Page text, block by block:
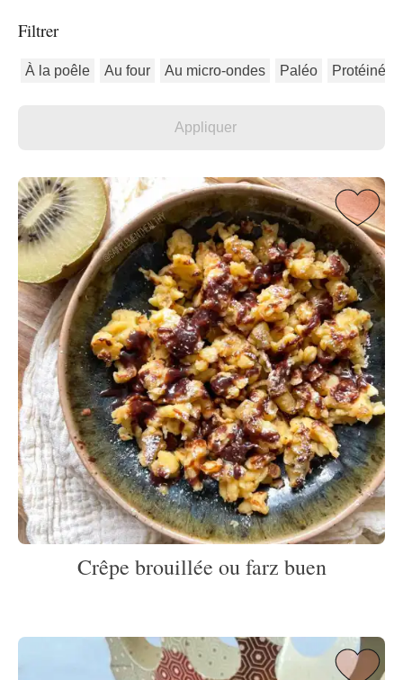
Filtrer
À la poêle Au four Au micro-ondes Paléo Protéiné
Crêpe brouillée ou farz buen